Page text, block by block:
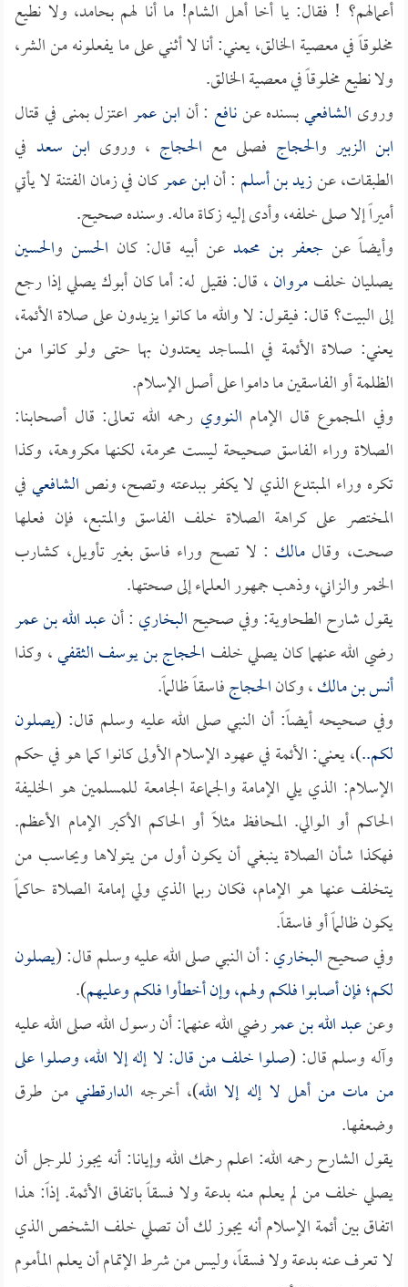
أعمالهم؟ ! فقال: يا أخا أهل الشام! ما أنا لهم بحامد، ولا نطيع
مخلوقاً في معصية الخالق، يعني: أنا لا أثني على ما يفعلونه من الشر،
ولا نطيع مخلوقاً في معصية الخالق.
وروى الشافعيبسنده عننافع : أن ابن عمراعتزل بمنى في قتال
ابن الزبير والحجاج فصلى مع الحجاج ، وروى ابن سعد في
الطبقات، عنزيد بن أسلم : أنابن عمركان في زمان الفتنة لا يأتي
أميراً إلا صلى خلفه، وأدى إليه زكاة ماله. وسنده صحيح.
وأيضاً عن جعفر بن محمد عن أبيه قال: كان الحسنوالحسين
يصليان خلفمروان، قال: فقيل له: أما كان أبوك يصلي إذا رجع
إلى البيت؟ قال: فيقول: لا والله ما كانوا يزيدون على صلاة الأئمة،
يعني: صلاة الأئمة في المساجد يعتدون بها حتى ولو كانوا من
الظلمة أو الفاسقين ما داموا على أصل الإسلام.
وفي المجموع قال الإمام النووي رحمه الله تعالى: قال أصحابنا:
الصلاة وراء الفاسق صحيحة ليست محرمة، لكنها مكروهة، وكذا
تكره وراء المبتدع الذي لا يكفر ببدعته وتصح، ونصالشافعيفي
المختصر على كراهة الصلاة خلف الفاسق والمتبع، فإن فعلها
صحت، وقال مالك : لا تصح وراء فاسق بغير تأويل، كشارب
الخمر والزاني، وذهب جمهور العلماء إلى صحتها.
يقول شارح الطحاوية: وفي صحيحالبخاري : أنعبد الله بن عمر
رضي الله عنهما كان يصلي خلف الحجاج بن يوسف الثقفي، وكذا
أنس بن مالك، وكانالحجاجفاسقاً ظالماً.
وفي صحيحه أيضاً: أن النبي صلى الله عليه وسلم قال: (يصلون
لكم..)، يعني: الأئمة في عهود الإسلام الأولى كانوا كما هو في حكم
الإسلام: الذي يلي الإمامة والجماعة الجامعة للمسلمين هو الخليفة
الحاكم أو الوالي. المحافظ مثلاً أو الحاكم الأكبر الإمام الأعظم.
فهكذا شأن الصلاة ينبغي أن يكون أول من يتولاها ويحاسب من
يتخلف عنها هو الإمام، فكان ربما الذي ولي إمامة الصلاة حاكماً
يكون ظالماً أو فاسقاً.
وفي صحيحالبخاري: أن النبي صلى الله عليه وسلم قال: (يصلون
لكم؛ فإن أصابوا فلكم ولهم، وإن أخطأوا فلكم وعليهم).
وعنعبد الله بن عمررضي الله عنهما: أن رسول الله صلى الله عليه
وآله وسلم قال: (صلوا خلف من قال: لا إله إلا الله، وصلوا على
من مات من أهل لا إله إلا الله)، أخرجه الدارقطني من طرق
وضعفها.
يقول الشارح رحمه الله: اعلم رحمك الله وإيانا: أنه يجوز للرجل أن
يصلي خلف من لم يعلم منه بدعة ولا فسقاً باتفاق الأئمة. إذاً: هذا
اتفاق بين أئمة الإسلام أنه يجوز لك أن تصلي خلف الشخص الذي
لا تعرف عنه بدعة ولا فسقاً، وليس من شرط الإتمام أن يعلم المأموم